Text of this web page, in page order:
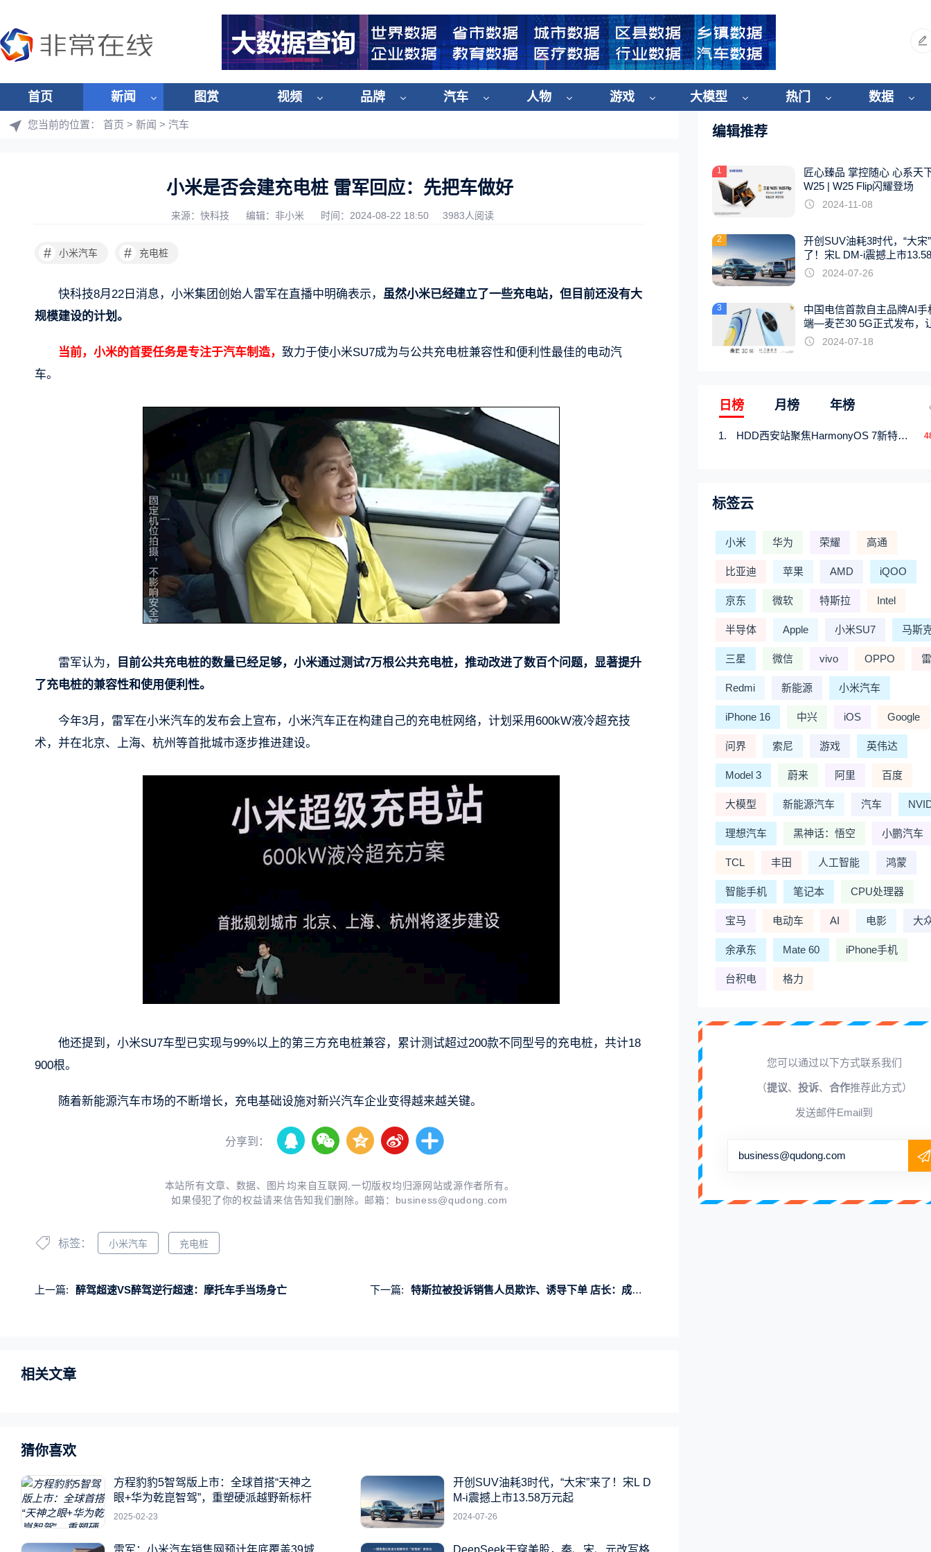
首页 新闻 图赏 视频 品牌 汽车 人物 游戏 大模型 热门 数据
您当前的位置： 首页 > 新闻 > 汽车
小米是否会建充电桩 雷军回应：先把车做好
来源：快科技 编辑：非小米 时间：2024-08-22 18:50 3983人阅读
# 小米汽车 # 充电桩
快科技8月22日消息，小米集团创始人雷军在直播中明确表示， 虽然小米已经建立了一些充电站，但目前还没有大
规模建设的计划。
当前，小米的首要任务是专注于汽车制造， 致力于使小米SU7成为与公共充电桩兼容性和便利性最佳的电动汽
车。
雷军认为，
目前公共充电桩的数量已经足够，小米通过测试7万根公共充电桩，推动改进了数百个问题，显著提升
了充电桩的兼容性和使用便利性。
今年3月，雷军在小米汽车的发布会上宣布，小米汽车正在构建自己的充电桩网络，计划采用600kW液冷超充技
术，并在北京、上海、杭州等首批城市逐步推进建设。
他还提到，小米SU7车型已实现与99%以上的第三方充电桩兼容，累计测试超过200款不同型号的充电桩，共计18
900根。
随着新能源汽车市场的不断增长，充电基础设施对新兴汽车企业变得越来越关键。
分享到：
本站所有文章、数据、图片均来自互联网,一切版权均归源网站或源作者所有。
如果侵犯了你的权益请来信告知我们删除。邮箱： business@qudong.com
标签： 小米汽车 充电桩
上一篇: 醉驾超速VS醉驾逆行超速：摩托车手当场身亡 下一篇: 特斯拉被投诉销售人员欺诈、诱导下单 店长：成年人应自己判断
相关文章
猜你喜欢
方程豹豹5智驾版上市：全球首搭“天神之
眼+华为乾崑智驾”，重塑硬派越野新标杆
2025-02-23
开创SUV油耗3时代，“大宋”来了！宋L D
M-i震撼上市13.58万元起
2024-07-26
雷军：小米汽车销售网预计年底覆盖39城 DeepSeek干穿美股，秦、宋、元改写格
编辑推荐
1
匠心臻品 掌控随心 心系天
W25 | W25 Flip闪耀登场
2024-11-08
2
开创SUV油耗3时代，“大宋
了！宋L DM-i震撼上市
起
2024-07-26
3
中国电信首款自主品牌AI手
端—麦芒30 5G正式发布，
触手可及2024-07-18
日榜 月榜 年榜
HDD西安站聚焦HarmonyOS 7新特性，解锁从互联到智能的应用开发新范式
标签云
小米 华为 荣耀 高通
比亚迪 苹果 AMD iQOO
京东 微软 特斯拉 Intel
半导体 Apple 小米SU7 马斯
三星 微信 vivo OPPO
Redmi 新能源 小米汽车
iPhone 16 中兴 iOS Google
问界 索尼 游戏 英伟达
Model 3 蔚来 阿里 百度
大模型 新能源汽车 汽车
理想汽车 黑神话：悟空 小鹏汽车
TCL 丰田 人工智能 鸿蒙
智能手机 笔记本 CPU处理器
宝马 电动车 AI 电影 大
余承东 Mate 60 iPhone手机
台积电 格力
您可以通过以下方式联系我们
（提议、 投诉、 合作推荐此方式）
发送邮件Email到
business@qudong.com